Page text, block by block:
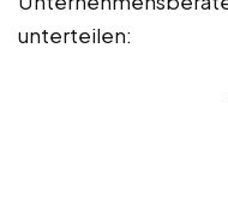
unterteilen: